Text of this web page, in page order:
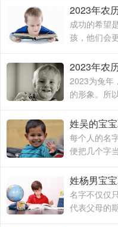
还能够博得
字是古人的
成功的希望
孩，他们会
2023年兔年
文、亦弘、
2023年农历
2023为兔年
的形象。所
的宝贝，名
年兔年男孩
宸、元辰、
每个人的名
便把几个字
有一定的标
子能得到。
名字不仅仅
代表父母的
父母总是希